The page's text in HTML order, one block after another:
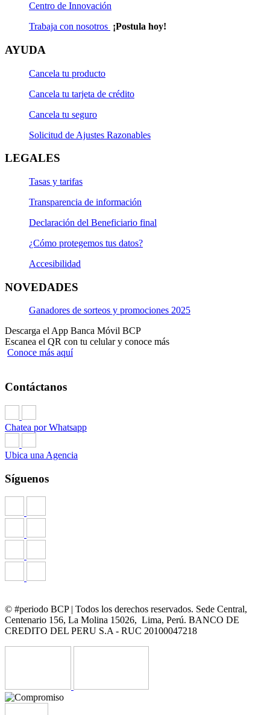
Solicitud de Suscripción Programada
Solicitud de Transferencia
Centro de Innovación
Trabaja con nosotros ¡Postula hoy!
AYUDA
Cancela tu producto
Cancela tu tarjeta de crédito
Cancela tu seguro
Solicitud de Ajustes Razonables
LEGALES
Tasas y tarifas
Transparencia de información
Declaración del Beneficiario final
¿Cómo protegemos tus datos?
Accesibilidad
NOVEDADES
Ganadores de sorteos y promociones 2025
Descarga el App Banca Móvil BCP
Escanea el QR con tu celular y conoce más
Conoce más aquí
Contáctanos
Chatea por Whatsapp
Ubica una Agencia
Síguenos
© #periodo BCP | Todos los derechos reservados. Sede Central,
Centenario 156, La Molina 15026, Lima, Perú. BANCO DE
CREDITO DEL PERU S.A - RUC 20100047218